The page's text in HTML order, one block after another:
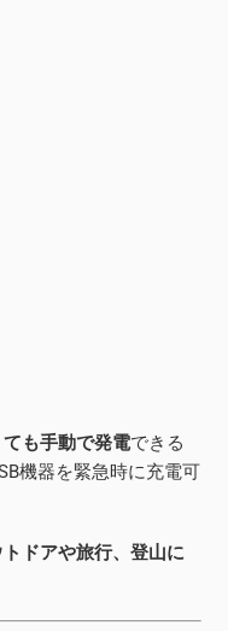
も手動で発電できる
機器を緊急時に充電可
ドアや旅行、登山に